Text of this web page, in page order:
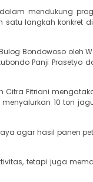
mendukung
langkah konkret
Bondowoso oleh
Panji Prasetyo
Citra Fitriani
10 ton
agar hasil panen
tetapi juga